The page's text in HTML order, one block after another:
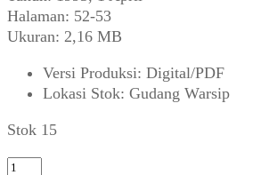
Halaman: 52-53
Ukuran: 2,16 MB
Versi Produksi: Digital/PDF
Lokasi Stok: Gudang Warsip
Stok 15
Kuantitas